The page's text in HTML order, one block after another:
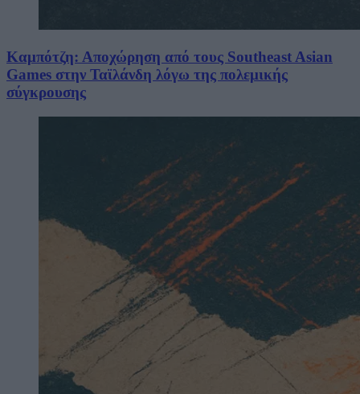
Καμπότζη: Αποχώρηση από τους Southeast Asian
Games στην Ταϊλάνδη λόγω της πολεμικής
σύγκρουσης